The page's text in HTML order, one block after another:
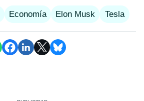
Economía Elon Musk Tesla